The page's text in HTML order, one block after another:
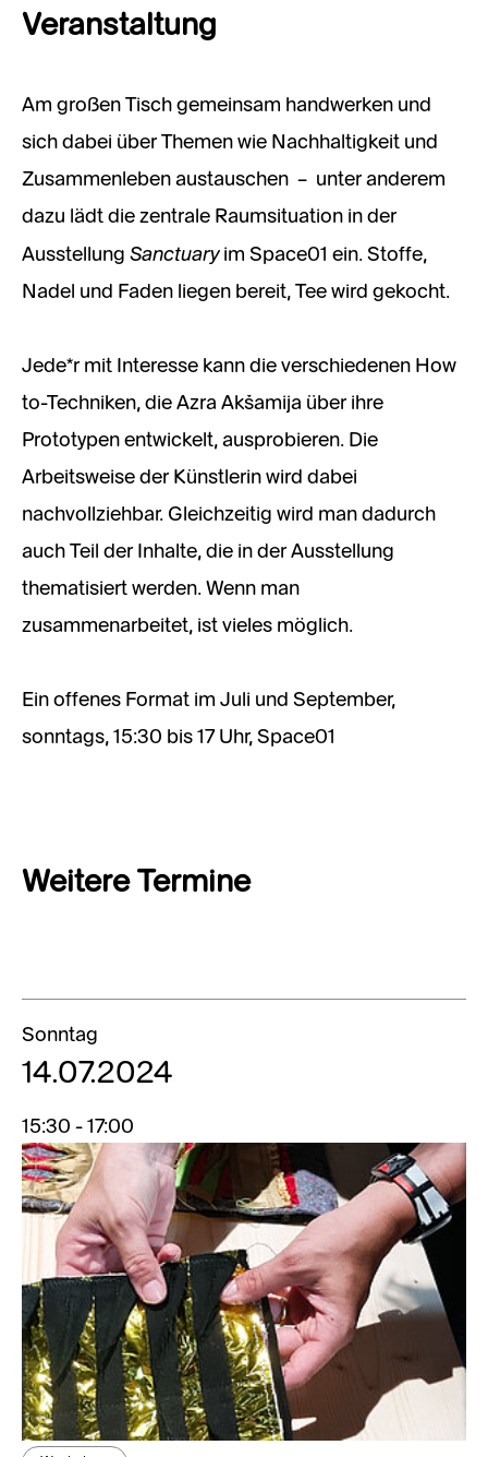
Veranstaltung
Am großen Tisch gemeinsam handwerken und
sich dabei über Themen wie Nachhaltigkeit und
Zusammenleben austauschen – unter anderem
dazu lädt die zentrale Raumsituation in der
Ausstellung Sanctuaryim Space01 ein. Stoffe,
Nadel und Faden liegen bereit, Tee wird gekocht.
Jede*r mit Interesse kann die verschiedenen How
to-Techniken, die Azra Akšamija über ihre
Prototypen entwickelt, ausprobieren. Die
Arbeitsweise der Künstlerin wird dabei
nachvollziehbar. Gleichzeitig wird man dadurch
auch Teil der Inhalte, die in der Ausstellung
thematisiert werden. Wenn man
zusammenarbeitet, ist vieles möglich.
Ein offenes Format im Juli und September,
sonntags, 15:30 bis 17 Uhr, Space01
Weitere Termine
Sonntag
14.07.2024
15:30 - 17:00